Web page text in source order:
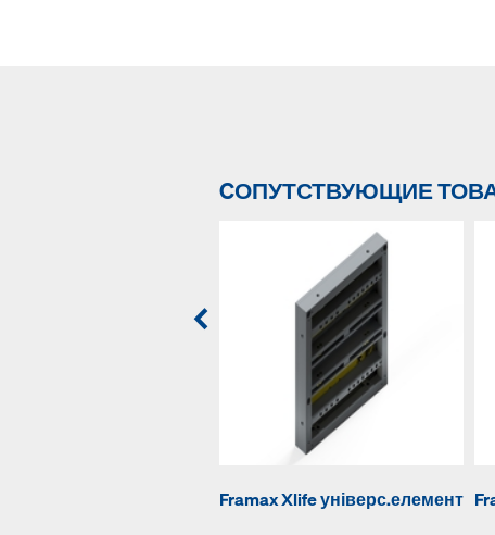
CОПУТСТВУЮЩИЕ
Framax Xlife універс.елемент